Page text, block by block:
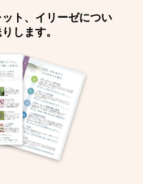
は
ト、イリーゼについ
します。